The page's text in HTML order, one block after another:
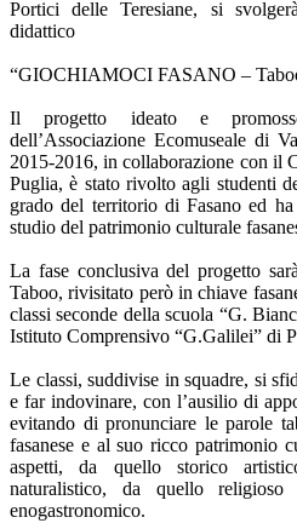
Portici delle Teresiane, si
didattico
“GIOCHIAMOCI FASANO –
Il progetto ideato e
dell’Associazione Ecomuseale di
2015-2016, in collaborazione con il
Puglia, è stato rivolto agli studenti
grado del territorio di Fasano ed
studio del patrimonio culturale
La fase conclusiva del progetto
Taboo, rivisitato però in chiave
classi seconde della scuola “G.
Istituto Comprensivo “G.Galilei” di
Le classi, suddivise in squadre, si
e far indovinare, con l’ausilio di
evitando di pronunciare le parole
fasanese e al suo ricco patrimonio
aspetti, da quello storico
naturalistico, da quello
enogastronomico.